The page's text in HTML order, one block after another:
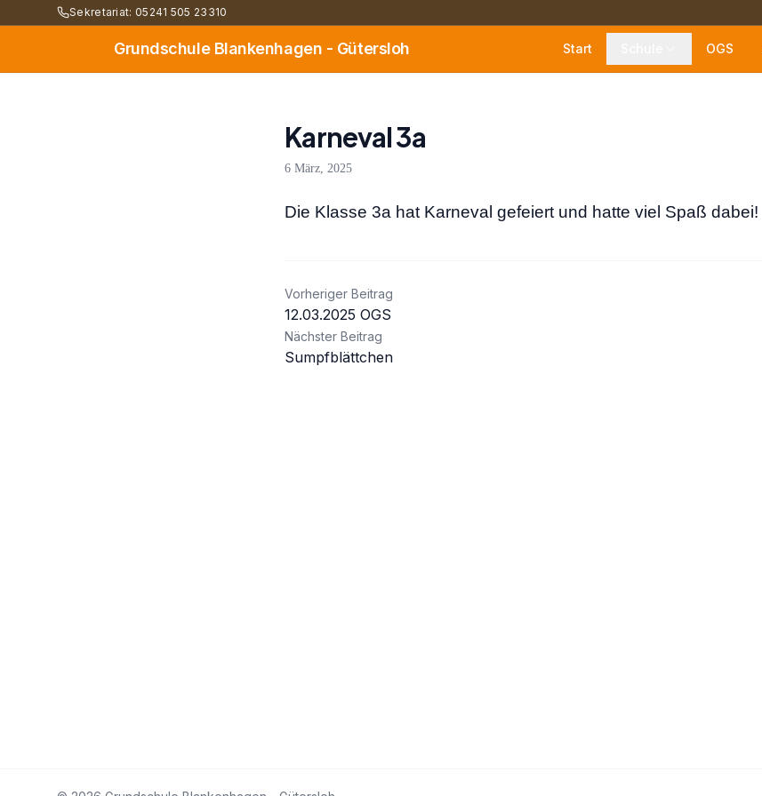
Sekretariat: 05241 505 23310
Grundschule Blankenhagen - Gütersloh Start OGS
Karneval 3a
6 März, 2025
Die Klasse 3a hat Karneval gefeiert und hatte viel Spaß dabei!
Beitragsnavigation
Vorheriger Beitrag
12.03.2025 OGS
Nächster Beitrag
Sumpfblättchen